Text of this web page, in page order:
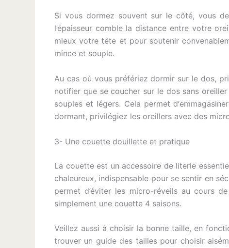
Si vous dormez souvent sur le côté, vous
l’épaisseur comble la distance entre votre
mieux votre tête et pour soutenir
mince et souple.
Au cas où vous préfériez dormir sur le dos,
notifier que se coucher sur le dos sans
souples et légers. Cela permet
dormant, privilégiez les oreillers avec des
3- Une couette douillette et pratique
La couette est un accessoire de literie
chaleureux, indispensable pour se sentir en
permet d’éviter les micro-réveils au cours
simplement une couette 4 saisons.
Veillez aussi à choisir la bonne taille, en
trouver un guide des tailles pour choisir